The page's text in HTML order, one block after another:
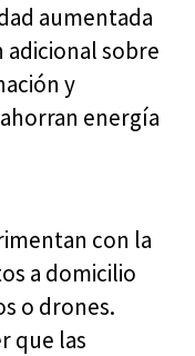
aumentada
sobre
y
energía
con la
a domicilio
o drones.
que las